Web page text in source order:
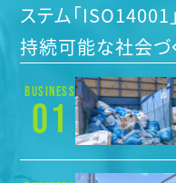
ステム「ISO14001
持続可能な社会づ
BUSINESS
01